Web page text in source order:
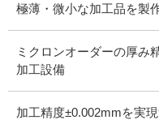
極薄・微小な加工品を製
ミクロンオーダーの厚み
加工設備
加工精度±0.002mmを実